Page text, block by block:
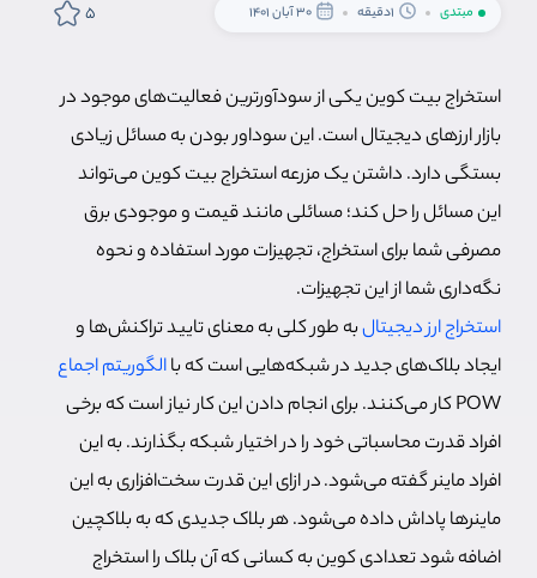
مبتدی 1دقیقه 30 آبان 1401 5
استخراج بیت کوین یکی از سودآورترین فعالیت‌های موجود در
بازار ارزهای دیجیتال است. این سوداور بودن به مسائل زیادی
بستگی دارد. داشتن یک مزرعه استخراج بیت کوین می‌تواند
این مسائل را حل کند؛ مسائلی مانند قیمت و موجودی برق
مصرفی شما برای استخراج، تجهیزات مورد استفاده و نحوه
نگه‌داری شما از این تجهیزات.
استخراج ارز دیجیتالبه طور کلی به معنای تایید تراکنش‌ها و
ایجاد بلاک‌های جدید در شبکه‌هایی است که باالگوریتم اجماع
POW کار می‌کنند. برای انجام دادن این کار نیاز است که برخی
افراد قدرت محاسباتی خود را در اختیار شبکه بگذارند. به این
افراد ماینر گفته می‌شود.در ازای این قدرت سخت‌افزاری به این
ماینرها پاداش داده می‌شود. هر بلاک جدیدی که به بلاکچین
اضافه شود تعدادی کوین به کسانی که آن بلاک را استخراج